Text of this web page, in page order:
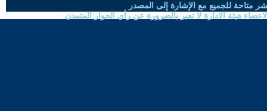
متاحة للجميع مع الإشارة إلى المصدر
هيئة الادارة لا تعبر بالضرورة عن رأي الحوار المتمدن